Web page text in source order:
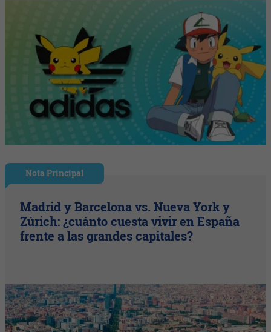
Nota Principal
Madrid y Barcelona vs. Nueva York y
Zúrich: ¿cuánto cuesta vivir en España
frente a las grandes capitales?